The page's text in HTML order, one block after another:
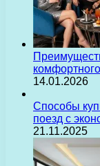
14.01.2026
Способы
поезд с
21.11.2025